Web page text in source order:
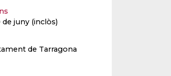
juny (inclòs)
de Tarragona